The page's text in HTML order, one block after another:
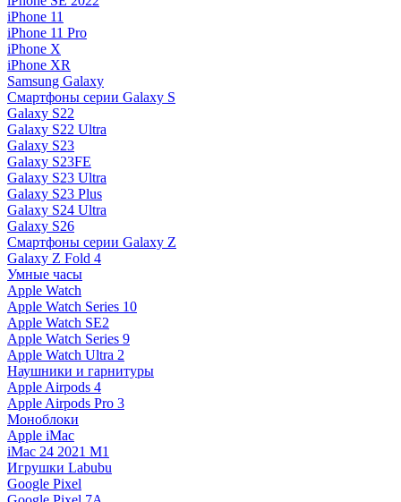
iPhone 11
iPhone 11 Pro
iPhone X
iPhone XR
Samsung Galaxy
Смартфоны серии Galaxy S
Galaxy S22
Galaxy S22 Ultra
Galaxy S23
Galaxy S23FE
Galaxy S23 Ultra
Galaxy S23 Plus
Galaxy S24 Ultra
Galaxy S26
Смартфоны серии Galaxy Z
Galaxy Z Fold 4
Умные часы
Apple Watch
Apple Watch Series 10
Apple Watch SE2
Apple Watch Series 9
Apple Watch Ultra 2
Наушники и гарнитуры
Apple Airpods 4
Apple Airpods Pro 3
Моноблоки
Apple iMac
iMac 24 2021 M1
Игрушки Labubu
Google Pixel